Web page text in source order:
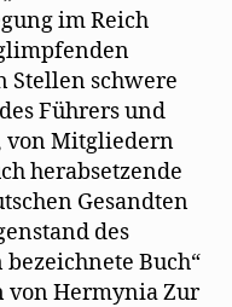
im Reich
Stellen schwere
Führers und
von Mitgliedern
herabsetzende
Gesandten
des
bezeichnete Buch“
von Hermynia Zur